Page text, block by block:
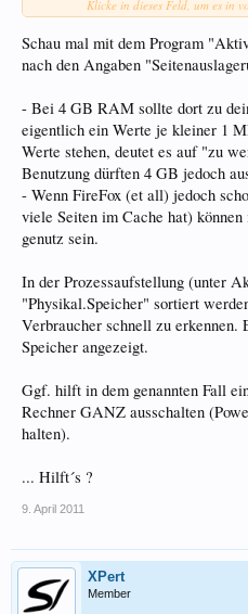
Berechnete Akkulaufzeit ist bei voller
bei knapp 4 Stunden.
Klicke in dieses Feld, um es in
Schau mal mit dem Program
nach den Angaben
- Bei 4 GB RAM sollte dort zu
eigentlich ein Werte je kleiner 1
Werte stehen, deutet es auf "zu
Benutzung dürften 4 GB jedoch
- Wenn FireFox (et all) jedoch
viele Seiten im Cache hat)
genutz sein.
In der Prozessaufstellung (unter
"Physikal.Speicher" sortiert
Verbraucher schnell zu
Speicher angezeigt.
Ggf. hilft in dem genannten Fall
Rechner GANZ ausschalten
halten).
... Hilft´s ?
9. April 2011
XPert
Member